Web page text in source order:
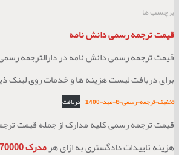
برچسب ها
قیمت ترجمه رسمی دانش نامه
قیمت ترجمه رسمی دانش نامه در دارالترجمه رسمی 1081 واقع در آریاشهر با مناسب ترین نرخ می
برای دریافت لیست هزینه ها و خدمات روی لینک
تخفیف-ترجمه-رسمی-تا-عید-1400 دریافت
قیمت ترجمه رسمی کلیه مدارک از جمله قیمت ترجمه رسمی
هزینه تاییدات دادگستری به ازای هرمدرک 70000